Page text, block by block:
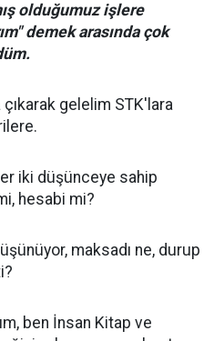
olduğumuz işlere
demek arasında çok
gelelim STK'lara
iki düşünceye sahip
hesabi mi?
maksadı ne, durup
ben İnsan Kitap ve